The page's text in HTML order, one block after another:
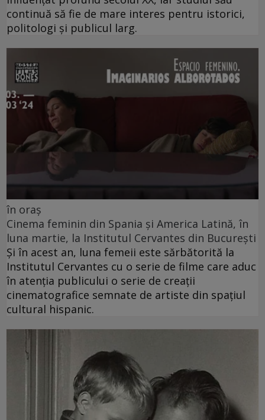
continuă să fie de mare interes pentru istorici,
politologi și publicul larg.
în oraș
Cinema feminin din Spania și America Latină, în
luna martie, la Institutul Cervantes din București
Și în acest an, luna femeii este sărbătorită la
Institutul Cervantes cu o serie de filme care aduc
în atenția publicului o serie de creații
cinematografice semnate de artiste din spațiul
cultural hispanic.